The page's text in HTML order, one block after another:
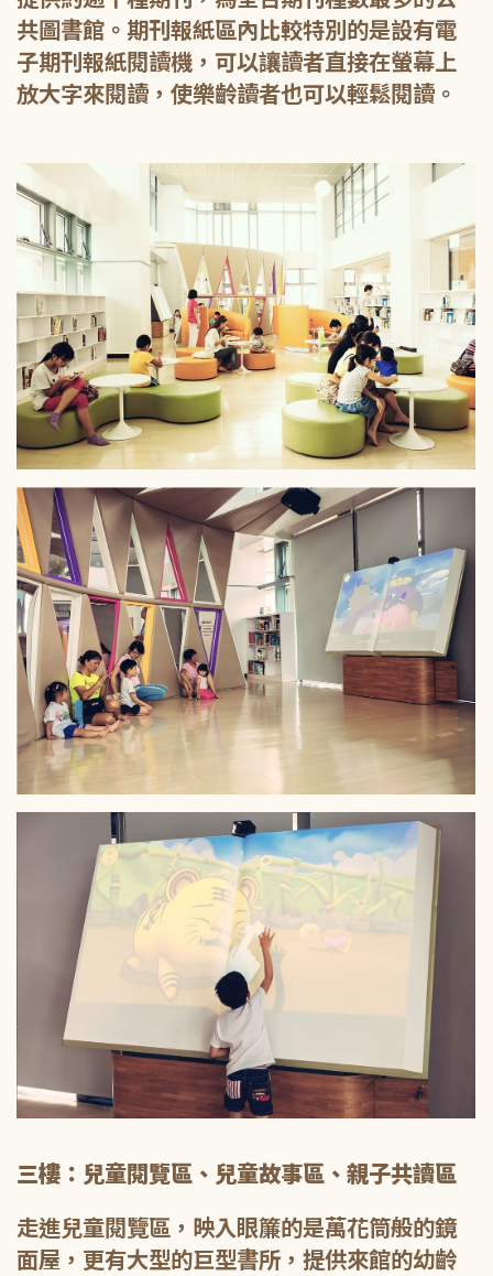
共圖書館。期刊報紙區內比較特別的是設有電
子期刊報紙閱讀機，可以讓讀者直接在螢幕上
放大字來閱讀，使樂齡讀者也可以輕鬆閱讀。
三樓：兒童閱覽區、兒童故事區、親子共讀區
走進兒童閱覽區，映入眼簾的是萬花筒般的鏡
面屋，更有大型的巨型書所，提供來館的幼齡